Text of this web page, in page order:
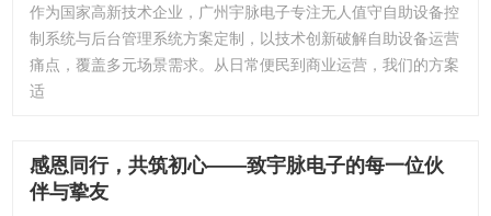
作为国家高新技术企业，广州宇脉电子专注无人值守自助设备控
制系统与后台管理系统方案定制，以技术创新破解自助设备运营
痛点，覆盖多元场景需求。从日常便民到商业运营，我们的方案
适
感恩同行，共筑初心——致宇脉电子的每一位伙
伴与挚友